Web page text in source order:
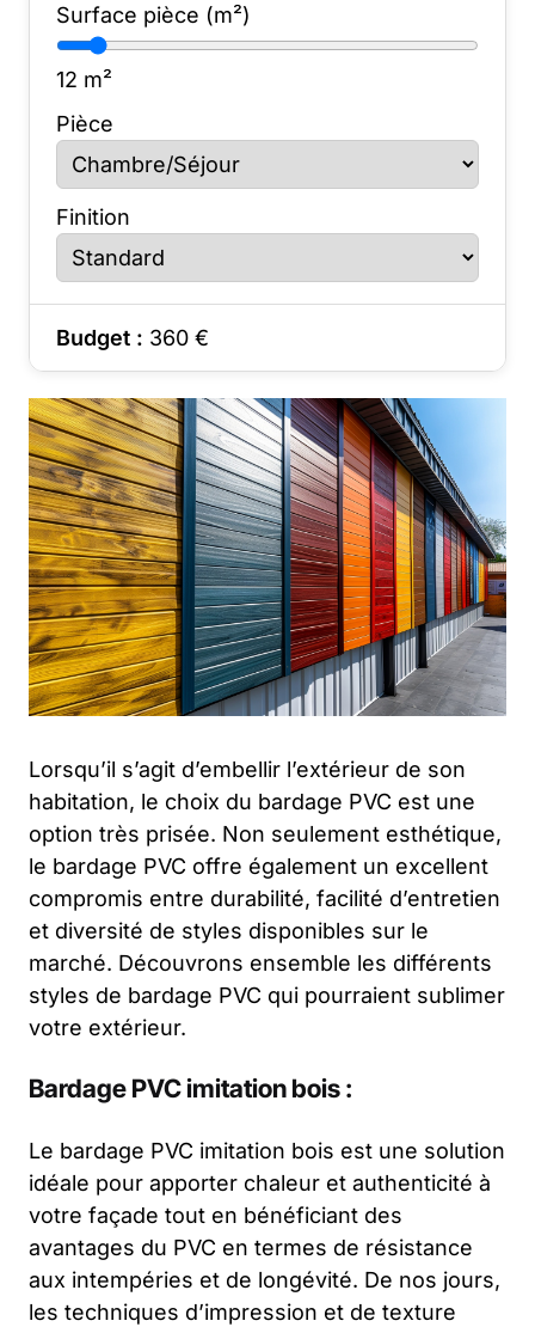
Surface pièce (m²)
12 m²
Pièce
Finition
Budget : 360 €
Lorsqu’il s’agit d’embellir l’extérieur de son
habitation, le choix du bardage PVC est une
option très prisée. Non seulement esthétique,
le bardage PVC offre également un excellent
compromis entre durabilité, facilité d’entretien
et diversité de styles disponibles sur le
marché. Découvrons ensemble les différents
styles de bardage PVC qui pourraient sublimer
votre extérieur.
Bardage PVC imitation bois :
Le bardage PVC imitation bois est une solution
idéale pour apporter chaleur et authenticité à
votre façade tout en bénéficiant des
avantages du PVC en termes de résistance
aux intempéries et de longévité. De nos jours,
les techniques d’impression et de texture